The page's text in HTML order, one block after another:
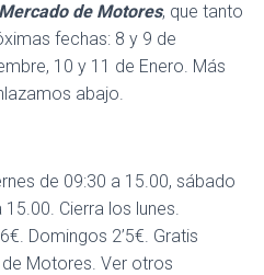
Mercado de Motores, que tanto
fechas: 8 y 9 de
10 y 11 de Enero. Más
abajo.
de 09:30 a 15.00, sábado
Cierra los lunes.
Domingos 2’5€. Gratis
Motores. Ver otros